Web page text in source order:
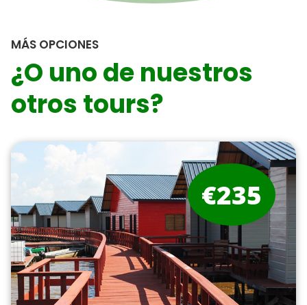
MÁS OPCIONES
¿O uno de nuestros
otros tours?
€235